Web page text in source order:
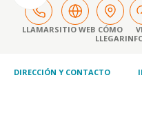
LLAMARSITIO WEB CÓMO
LLEGAR
DIRECCIÓN Y CONTACTO